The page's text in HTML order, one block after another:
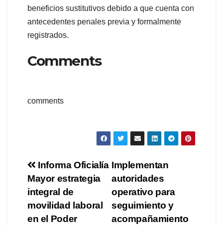
beneficios sustitutivos debido a que cuenta con
antecedentes penales previa y formalmente
registrados.
Comments
comments
Navegación
de
entradas
Implementan
autoridades
operativo para
seguimiento y
acompañamiento
Informa Oficialía
Mayor estrategia
integral de
movilidad laboral
en el Poder